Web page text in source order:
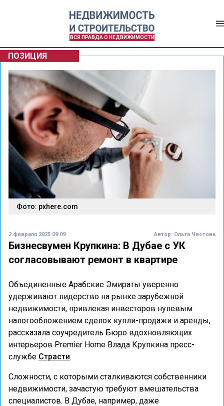
ВСЯ ПРАВДА О НЕДВИЖИМОСТИ
ПОЗИЦИЯ
Фото: pxhere.com
2 февраля 2025 09:09 Автор: Ольга Чистова
Бизнесвумен Крупкина: В Дубае с УК
согласовывают ремонт в квартире
Объединенные Арабские Эмираты уверенно
удерживают лидерство на рынке зарубежной
недвижимости, привлекая инвесторов нулевым
налогообложением сделок купли-продажи и аренды,
рассказала соучредитель Бюро вдохновляющих
интерьеров Premier Home Влада Крупкина пресс-
службе Страсти.
Сложности, с которыми сталкиваются собственники
недвижимости, зачастую требуют вмешательства
специалистов. В Дубае, например, даже